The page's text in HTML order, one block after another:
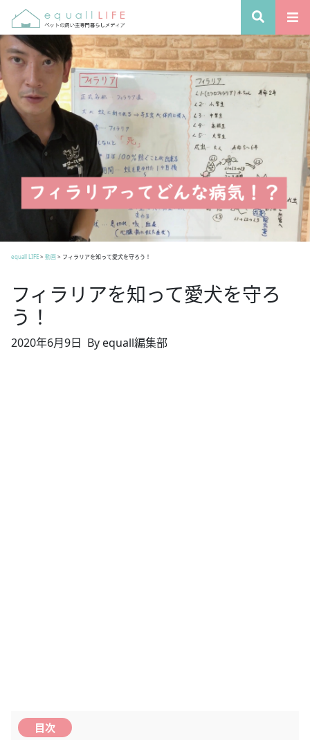
equall LIFE> 動画> フィラリアを知って愛犬を守ろう！
フィラリアを知って愛犬を守ろ
う！
2020年6月9日 By equall編集部
目次